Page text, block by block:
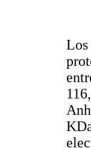
Los